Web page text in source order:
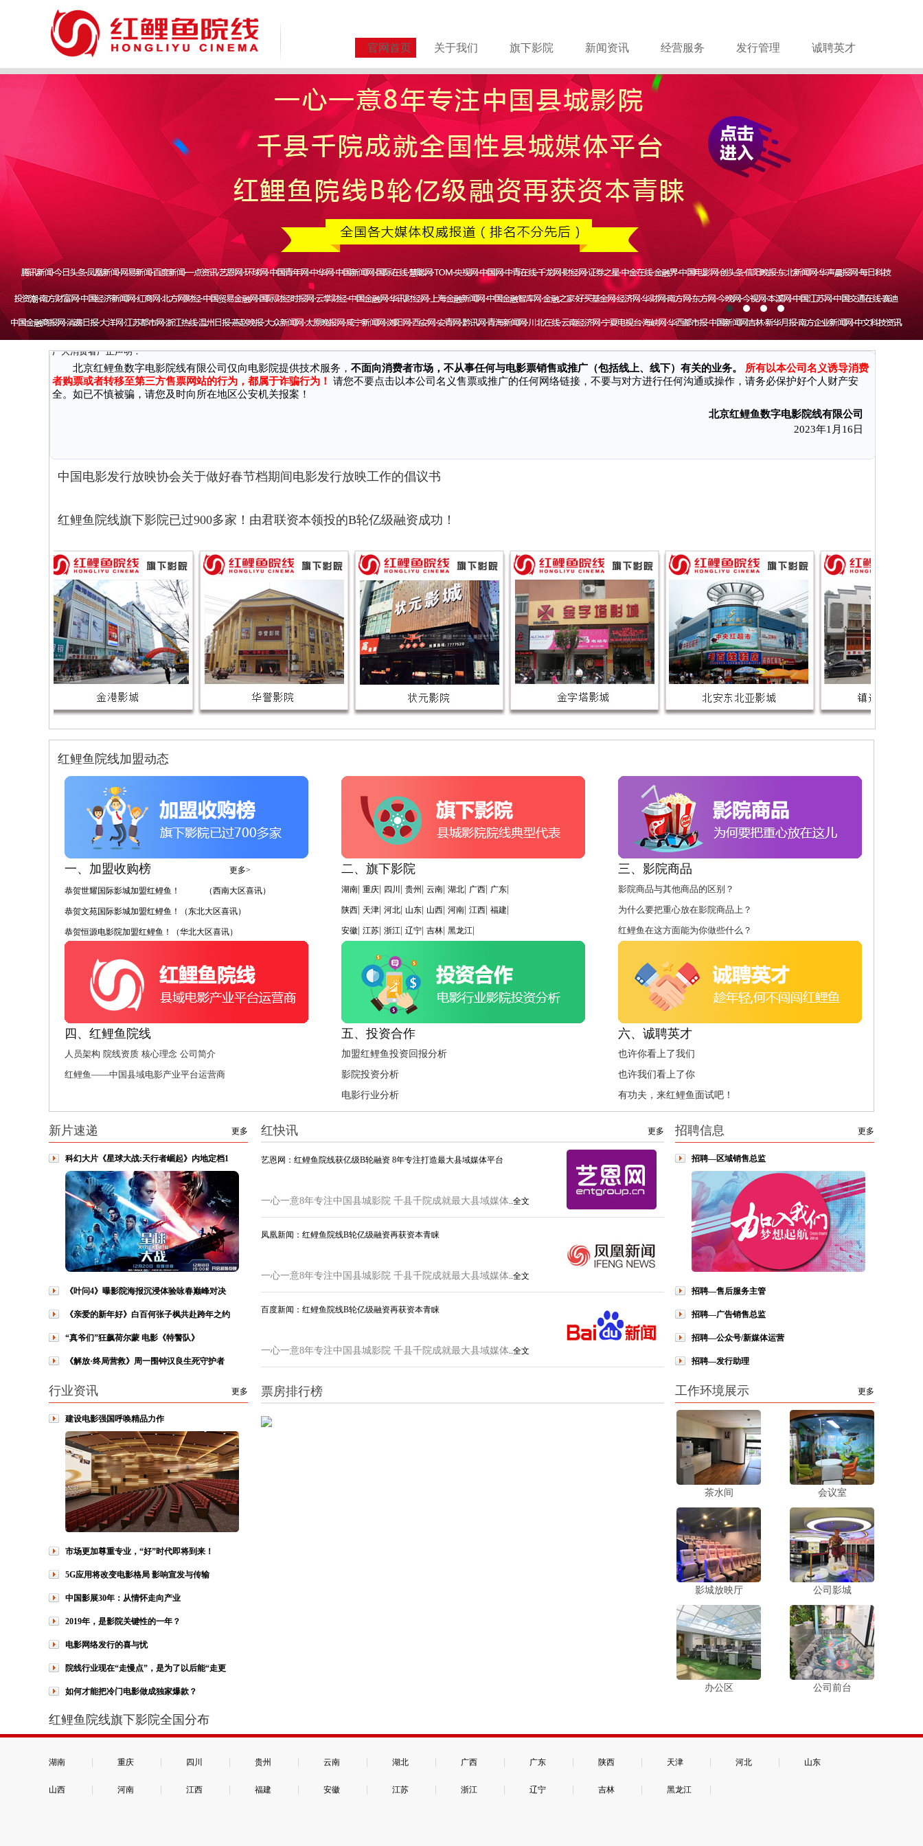
官网首页 关于我们 旗下影院 新闻资讯 经营服务 发行管理 诚聘英才
关于谨防诈骗的严正声明
因近期接到国家机关反馈，有不法分子通过微信、第三方网站/软件等渠道冒充本公司名义、对外销售电影票并承诺奖励、实施诈骗行为，消费者付款后无法获得电影票和奖励、遭受财产损失。现本公司特向
广大消费者严正声明：
北京红鲤鱼数字电影院线有限公司仅向电影院提供技术服务，
者购票或者转移至第三方售票网站的行为，都属于诈骗行为！请您不要点击以本公司名义售票或推广的任何网络链接，不要与对方进行任何沟通或操作，请务必保护好个人财产安
全。如已不慎被骗，请您及时向所在地区公安机关报案！
2023年1月16日
中国电影发行放映协会关于做好春节档期间电影发行放映工作的倡议书
红鲤鱼院线旗下影院已过900多家！由君联资本领投的B轮亿级融资成功！
红鲤鱼院线加盟动态
一、加盟收购榜 更多>
恭贺世耀国际影城加盟红鲤鱼！ （西南大区喜讯）
恭贺文苑国际影城加盟红鲤鱼！（东北大区喜讯）
恭贺恒源电影院加盟红鲤鱼！（华北大区喜讯）
二、旗下影院
湖南 重庆 四川 贵州 云南 湖北 广西 广东
陕西 天津 河北 山东 山西 河南 江西 福建
安徽 江苏 浙江 辽宁 吉林 黑龙江
三、影院商品
影院商品与其他商品的区别？
为什么要把重心放在影院商品上？
红鲤鱼在这方面能为你做些什么？
四、红鲤鱼院线
人员架构 院线资质 核心理念 公司简介
红鲤鱼——中国县域电影产业平台运营商
五、投资合作
加盟红鲤鱼投资回报分析
影院投资分析
电影行业分析
六、诚聘英才
也许你看上了我们
也许我们看上了你
有功夫，来红鲤鱼面试吧！
更多
新片速递
科幻大片《星球大战:天行者崛起》内地定档1
《叶问4》曝影院海报沉浸体验咏春巅峰对决
《亲爱的新年好》白百何张子枫共赴跨年之约
“真爷们”狂飙荷尔蒙 电影《特警队》
《解放·终局营救》周一围钟汉良生死守护者
更多
行业资讯
建设电影强国呼唤精品力作
市场更加尊重专业，“好”时代即将到来！
5G应用将改变电影格局 影响宣发与传输
中国影展30年：从情怀走向产业
2019年，是影院关键性的一年？
电影网络发行的喜与忧
院线行业现在“走慢点”，是为了以后能“走更
如何才能把冷门电影做成独家爆款？
更多
红快讯
艺恩网：红鲤鱼院线获亿级B轮融资 8年专注打造最大县域媒体平台
一心一意8年专注中国县城影院 千县千院成就最大县域媒体..全文
凤凰新闻：红鲤鱼院线B轮亿级融资再获资本青睐
一心一意8年专注中国县城影院 千县千院成就最大县域媒体..全文
百度新闻：红鲤鱼院线B轮亿级融资再获资本青睐
一心一意8年专注中国县城影院 千县千院成就最大县域媒体..全文
票房排行榜
更多
招聘信息
招聘—区域销售总监
招聘—售后服务主管
招聘—广告销售总监
招聘—公众号/新媒体运营
招聘—发行助理
更多
工作环境展示
茶水间 会议室
影城放映厅 公司影城
办公区 公司前台
红鲤鱼院线旗下影院全国分布
湖南 重庆 四川 贵州 云南 湖北 广西 广东 陕西 天津 河北 山东
山西 河南 江西 福建 安徽 江苏 浙江 辽宁 吉林 黑龙江